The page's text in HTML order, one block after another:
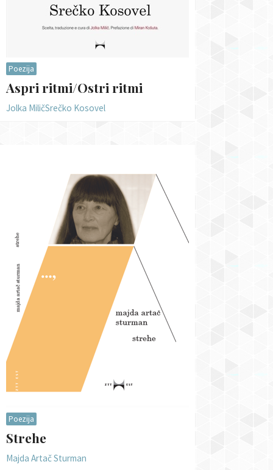
Poezija
Aspri ritmi/Ostri ritmi
Jolka MiličSrečko Kosovel
Poezija
Strehe
Majda Artač Sturman